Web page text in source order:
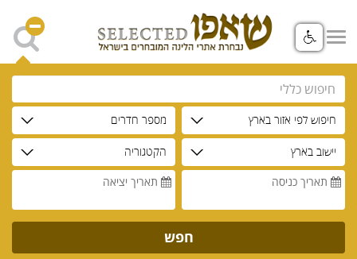
חיפוש לפי אזור בארץ מספר חדרים
יישוב בארץ
הקטגוריה
תאריך כניסה
תאריך יציאה
חפש